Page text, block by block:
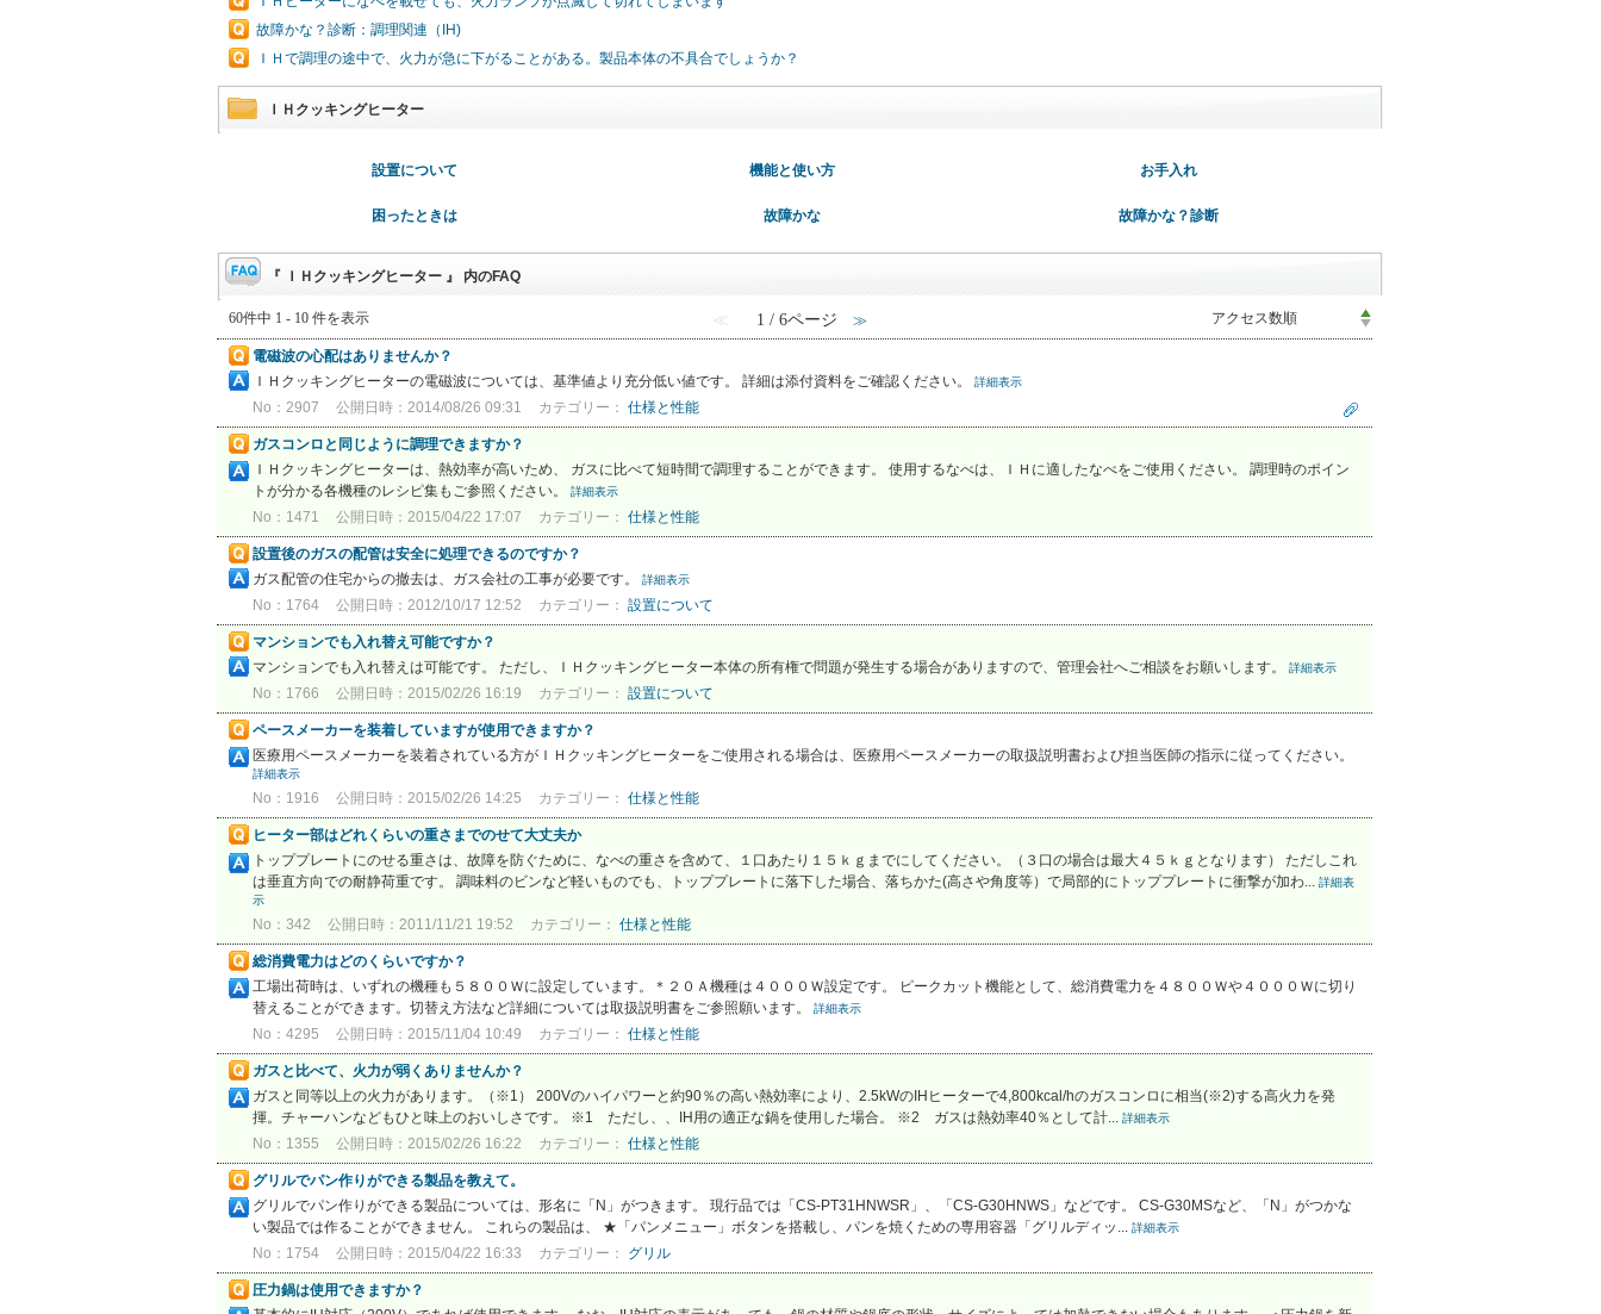
故障かな？診断：調理関連（IH)
ＩＨで調理の途中で、火力が急に下がることがある。製品本体の不具合でしょうか？
ＩＨクッキングヒーター
設置について 機能と使い方 お手入れ
困ったときは 故障かな 故障かな？診断
『 ＩＨクッキングヒーター 』 内のFAQ
60件中 1 - 10 件を表示 ≪ 1 / 6ページ ≫
電磁波の心配はありませんか？
ＩＨクッキングヒーターの電磁波については、基準値より充分低い値です。 詳細は添付資料をご確認ください。
詳細表示
No：2907 公開日時：2014/08/26 09:31 カテゴリー： 仕様と性能
ガスコンロと同じように調理できますか？
ＩＨクッキングヒーターは、熱効率が高いため、 ガスに比べて短時間で調理することができます。 使用するなべは、ＩＨに適したなべをご使用ください。 調理時のポイン
トが分かる各機種のレシピ集もご参照ください。
詳細表示
No：1471 公開日時：2015/04/22 17:07 カテゴリー： 仕様と性能
設置後のガスの配管は安全に処理できるのですか？
ガス配管の住宅からの撤去は、ガス会社の工事が必要です。
詳細表示
No：1764 公開日時：2012/10/17 12:52 カテゴリー： 設置について
マンションでも入れ替え可能ですか？
マンションでも入れ替えは可能です。 ただし、ＩＨクッキングヒーター本体の所有権で問題が発生する場合がありますので、管理会社へご相談をお願いします。
詳細表示
No：1766 公開日時：2015/02/26 16:19 カテゴリー： 設置について
ペースメーカーを装着していますが使用できますか？
医療用ペースメーカーを装着されている方がＩＨクッキングヒーターをご使用される場合は、医療用ペースメーカーの取扱説明書および担当医師の指示に従ってください。
詳細表示
No：1916 公開日時：2015/02/26 14:25 カテゴリー： 仕様と性能
ヒーター部はどれくらいの重さまでのせて大丈夫か
トッププレートにのせる重さは、故障を防ぐために、なべの重さを含めて、１口あたり１５ｋｇまでにしてください。（３口の場合は最大４５ｋｇとなります） ただしこれ
は垂直方向での耐静荷重です。 調味料のビンなど軽いものでも、トッププレートに落下した場合、落ちかた(高さや角度等）で局部的にトッププレートに衝撃が加わ... 詳細表
示
No：342 公開日時：2011/11/21 19:52 カテゴリー： 仕様と性能
総消費電力はどのくらいですか？
工場出荷時は、いずれの機種も５８００Ｗに設定しています。＊２０Ａ機種は４０００Ｗ設定です。 ピークカット機能として、総消費電力を４８００Ｗや４０００Ｗに切り
替えることができます。切替え方法など詳細については取扱説明書をご参照願います。
詳細表示
No：4295 公開日時：2015/11/04 10:49 カテゴリー： 仕様と性能
ガスと比べて、火力が弱くありませんか？
ガスと同等以上の火力があります。（※1） 200Vのハイパワーと約90％の高い熱効率により、2.5kWのIHヒーターで4,800kcal/hのガスコンロに相当(※2)する高火力を発
揮。チャーハンなどもひと味上のおいしさです。 ※1 ただし、、IH用の適正な鍋を使用した場合。 ※2 ガスは熱効率40％として計... 詳細表示
No：1355 公開日時：2015/02/26 16:22 カテゴリー： 仕様と性能
グリルでパン作りができる製品を教えて。
グリルでパン作りができる製品については、形名に「N」がつきます。 現行品では「CS-PT31HNWSR」、「CS-G30HNWS」などです。 CS-G30MSなど、「N」がつかな
い製品では作ることができません。 これらの製品は、 ★「パンメニュー」ボタンを搭載し、パンを焼くための専用容器「グリルディッ... 詳細表示
No：1754 公開日時：2015/04/22 16:33 カテゴリー： グリル
圧力鍋は使用できますか？